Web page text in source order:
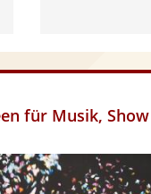
für Musik,